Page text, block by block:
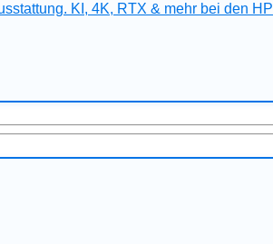
KI, 4K, RTX & mehr bei den HP